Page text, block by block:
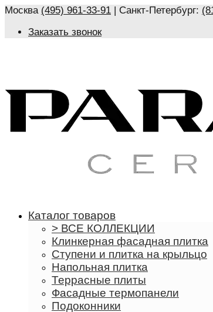
Москва (495) 961-33-91 | Санкт-Петербург:
Заказать звонок
Каталог товаров
> ВСЕ КОЛЛЕКЦИИ
Клинкерная фасадная плитка
Ступени и плитка на крыльцо
Напольная плитка
Террасные плиты
Фасадные термопанели
Подоконники